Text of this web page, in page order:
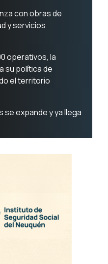
con obras de
y servicios
operativos, la
su política de
el territorio
se expande y ya llega